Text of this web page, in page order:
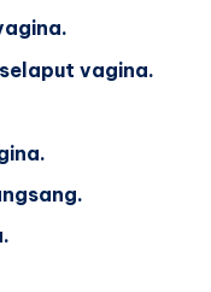
vagina.